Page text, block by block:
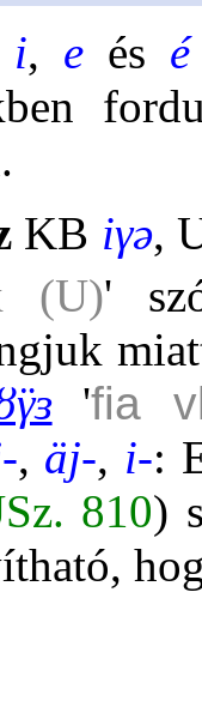
i, e és é
KB iγə,
(U)'
'fia
, äj-, i-:
810)